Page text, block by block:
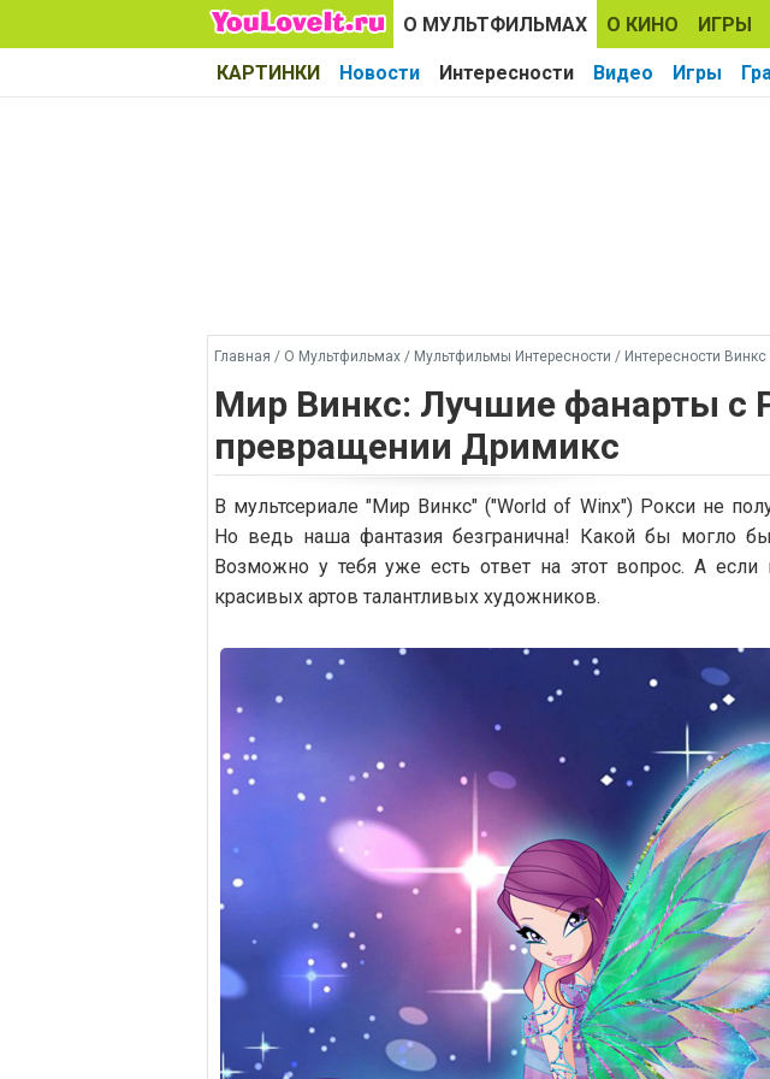
О МУЛЬТФИЛЬМАХ О КИНО ИГРЫ
КАРТИНКИ Новости Интересности Видео Игры
Главная / О Мультфильмах / Мультфильмы Интересности / Интересности Винкс
Мир Винкс: Лучшие фанарты с
превращении Дримикс
В мультсериале "Мир Винкс" ("World of Winx") Рокси не
Но ведь наша фантазия безгранична! Какой бы могло
Возможно у тебя уже есть ответ на этот вопрос. А если
красивых артов талантливых художников.